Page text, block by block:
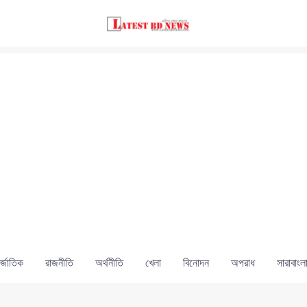
রাজনীতি অর্থনীতি খেলা বিনোদন অপরাধ সারাবাংলা